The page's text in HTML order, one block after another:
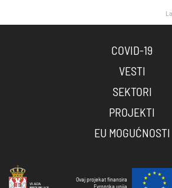
COVID-19
VESTI
SEKTORI
PROJEKTI
EU MOGUĆNOSTI
Ovaj projekat finansira
Evropska unija